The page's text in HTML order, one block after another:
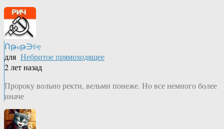
Ոթℴթ∋চҿ
для Небритое прямоходящее
2 лет назад
Пророку вольно ректи, вельми понеже. Но все немного более
иначе